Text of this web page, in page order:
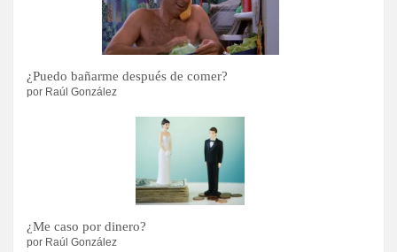
¿Puedo bañarme después de comer?
por Raúl González
¿Me caso por dinero?
por Raúl González